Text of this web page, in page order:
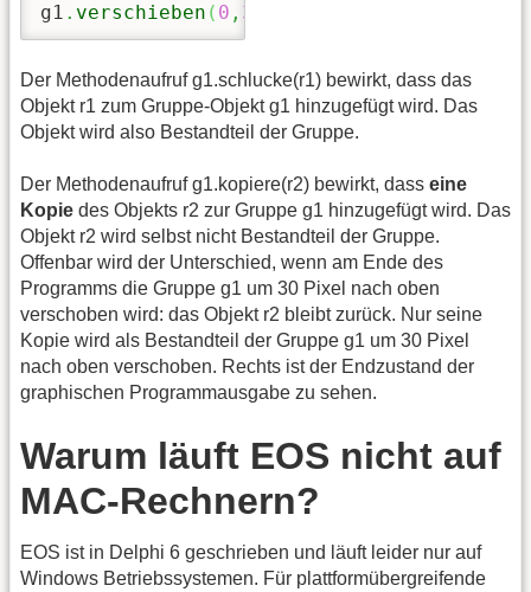
g1 . verschieben ( 0 , 30
Der Methodenaufruf g1.schlucke(r1) bewirkt, dass das
Objekt r1 zum Gruppe-Objekt g1 hinzugefügt wird. Das
Objekt wird also Bestandteil der Gruppe.
Der Methodenaufruf g1.kopiere(r2) bewirkt, dass eine
Kopie des Objekts r2 zur Gruppe g1 hinzugefügt wird. Das
Objekt r2 wird selbst nicht Bestandteil der Gruppe.
Offenbar wird der Unterschied, wenn am Ende des
Programms die Gruppe g1 um 30 Pixel nach oben
verschoben wird: das Objekt r2 bleibt zurück. Nur seine
Kopie wird als Bestandteil der Gruppe g1 um 30 Pixel
nach oben verschoben. Rechts ist der Endzustand der
graphischen Programmausgabe zu sehen.
Warum läuft EOS nicht auf
MAC-Rechnern?
EOS ist in Delphi 6 geschrieben und läuft leider nur auf
Windows Betriebssystemen. Für plattformübergreifende